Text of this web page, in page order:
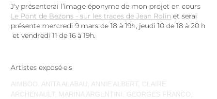
J'y présenterai l’image éponyme de mon projet en cours
Le Pont de Bezons - sur les traces de Jean Rolinet serai
présente mercredi 9 mars de 18 à 19h, jeudi 10 de 18 à 20 h
et vendredi 11 de 16 à 19h.
Artistes exposé·e·s
AIMBOO, ANITA ALABAU, ANNIE ALBERT, CLAIRE
ARCHENAULT, MARINA ARGENTINI, GEORGES FRANCO,